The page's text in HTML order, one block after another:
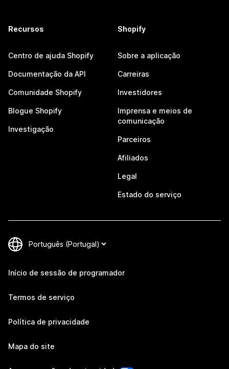
Recursos
Centro de ajuda Shopify
Documentação da API
Comunidade Shopify
Blogue Shopify
Investigação
Shopify
Sobre a aplicação
Carreiras
Investidores
Imprensa e meios de
comunicação
Parceiros
Afiliados
Legal
Estado do serviço
Início de sessão de programador
Termos de serviço
Política de privacidade
Mapa do site